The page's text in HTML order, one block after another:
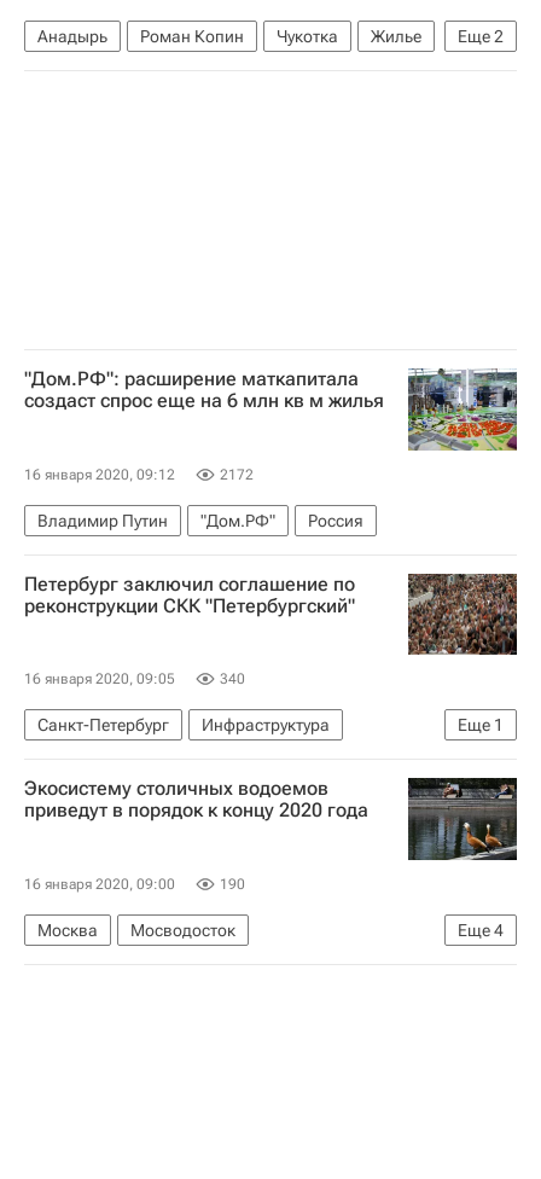
Еще2
Анадырь Роман Копин Чукотка
Жилье
Ипотека
Вторичное жилье
"Дом.РФ": расширение маткапитала
создаст спрос еще на 6 млн кв м жилья
16 января 2020, 09:12 2172
Владимир Путин "Дом.РФ" Россия
Петербург заключил соглашение по
реконструкции СКК "Петербургский"
16 января 2020, 09:05 340
Еще 1
Санкт-Петербург
Инфраструктура
Реконструкция
Экосистему столичных водоемов
приведут в порядок к концу 2020 года
16 января 2020, 09:00 190
Еще4
Москва
Мосводосток
Москва Сегодня: мегаполис для жизни